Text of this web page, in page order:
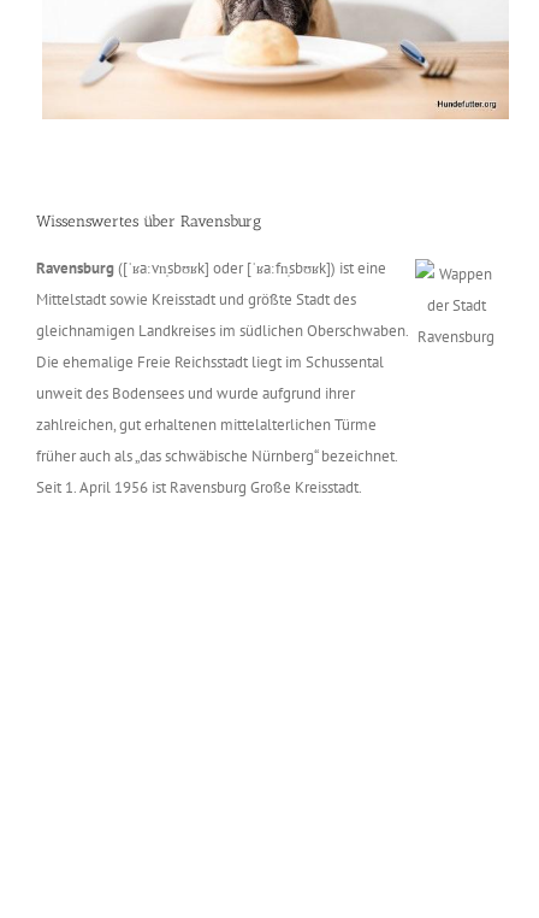
Wissenswertes über Ravensburg
Ravensburg([ˈʁaːvn̩sbʊʁk] oder [ˈʁaːfn̩sbʊʁk]) ist eine
Mittelstadt sowie Kreisstadt und größte Stadt des
gleichnamigen Landkreises im südlichen Oberschwaben.
Die ehemalige Freie Reichsstadt liegt im Schussental
unweit des Bodensees und wurde aufgrund ihrer
zahlreichen, gut erhaltenen mittelalterlichen Türme
früher auch als „das schwäbische Nürnberg“ bezeichnet.
Seit 1. April 1956 ist Ravensburg Große Kreisstadt.